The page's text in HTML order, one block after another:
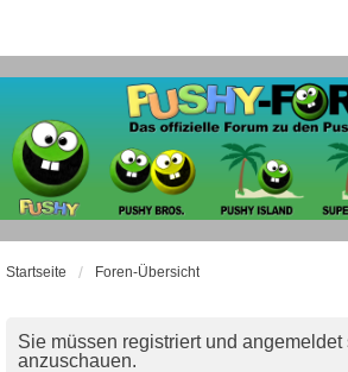
Startseite Foren-Übersicht
Sie müssen registriert und
anzuschauen.